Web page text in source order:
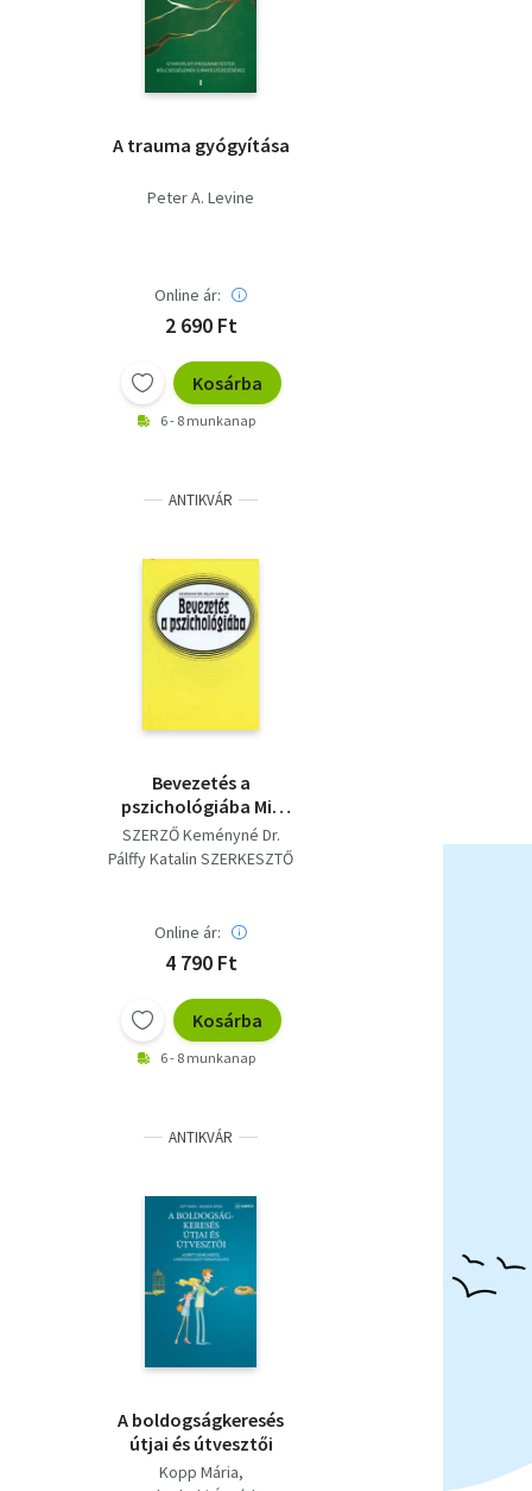
A trauma gyógyítása
Peter A. Levine
Online ár:
2 690 Ft
Kosárba
6 - 8 munkanap
ANTIKVÁR
Bevezetés a
pszichológiába Mit
nyújthat a
pszichológia az
csoport,A tanulás,A
SZERZŐ Keményné Dr.
Pálffy Katalin SZERKESZTŐ
Online ár:
4 790 Ft
Kosárba
6 - 8 munkanap
ANTIKVÁR
A boldogságkeresés
útjai és útvesztői
Kopp Mária